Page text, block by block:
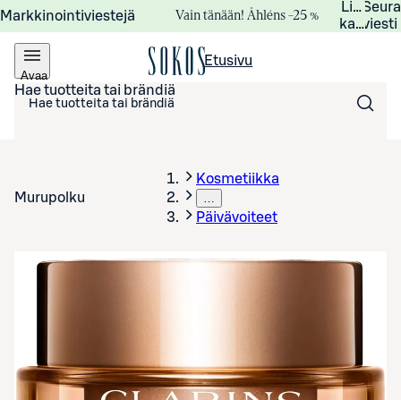
Markkinointiviestejä Vain tänään! Åhléns –25 %
viesti
Avaa
valikko
Etusivu
Hae tuotteita tai brändiä
Murupolku
Kosmetiikka
…
Päivävoiteet